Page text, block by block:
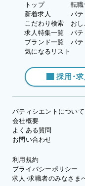
トップ
新着求人
こだわり検索
求人特集一覧
ブランド一覧
気になるリスト
転職
パテ
お
パ
パテ
採用・
パティシエントについて
会社概要
よくある質問
お問い合わせ
利用規約
プライバシーポリシー
求人・求職者のみなさま